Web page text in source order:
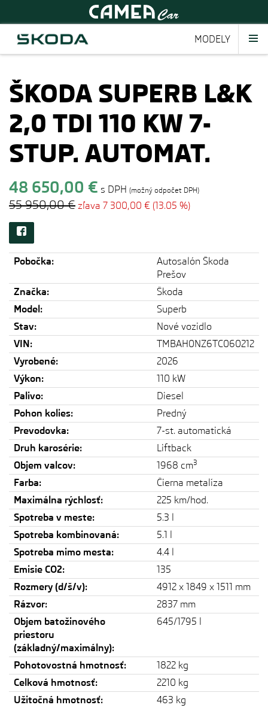
MODELY
ŠKODA SUPERB L&K
2,0 TDI 110 KW 7-
STUP. AUTOMAT.
48 650,00 € s DPH (možný odpočet DPH)
55 950,00 € zľava 7 300,00 € (13.05 %)
Pobočka:
Autosalón Škoda
Prešov
Značka:
Škoda
Model:
Superb
Stav:
Nové vozidlo
VIN:
TMBAH0NZ6TC060212
Vyrobené:
2026
Výkon:
110 kW
Palivo:
Diesel
Pohon kolies:
Predný
Prevodovka:
7-st. automatická
Druh karosérie:
Liftback
Objem valcov:
1968 cm3
Farba:
Čierna metalíza
Maximálna rýchlosť:
225 km/hod.
Spotreba v meste:
5.3 l
Spotreba kombinovaná:
5.1 l
Spotreba mimo mesta:
4.4 l
Emisie CO2:
135
Rozmery (d/š/v):
4912 x 1849 x 1511 mm
Rázvor:
2837 mm
Objem batožinového
priestoru
(základný/maximálny):
645/1795 l
Pohotovostná hmotnosť:
1822 kg
Celková hmotnosť:
2210 kg
Užitočná hmotnosť:
463 kg